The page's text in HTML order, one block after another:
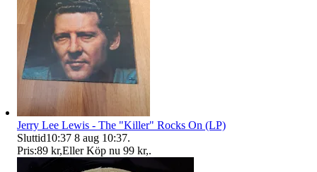
Jerry Lee Lewis - The "Killer" Rocks On (LP)
Sluttid10:37 8 aug 10:37.
Pris:89 kr,Eller Köp nu 99 kr,.